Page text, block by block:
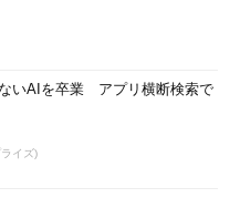
いAIを卒業 アプリ横断検索で
イズ)